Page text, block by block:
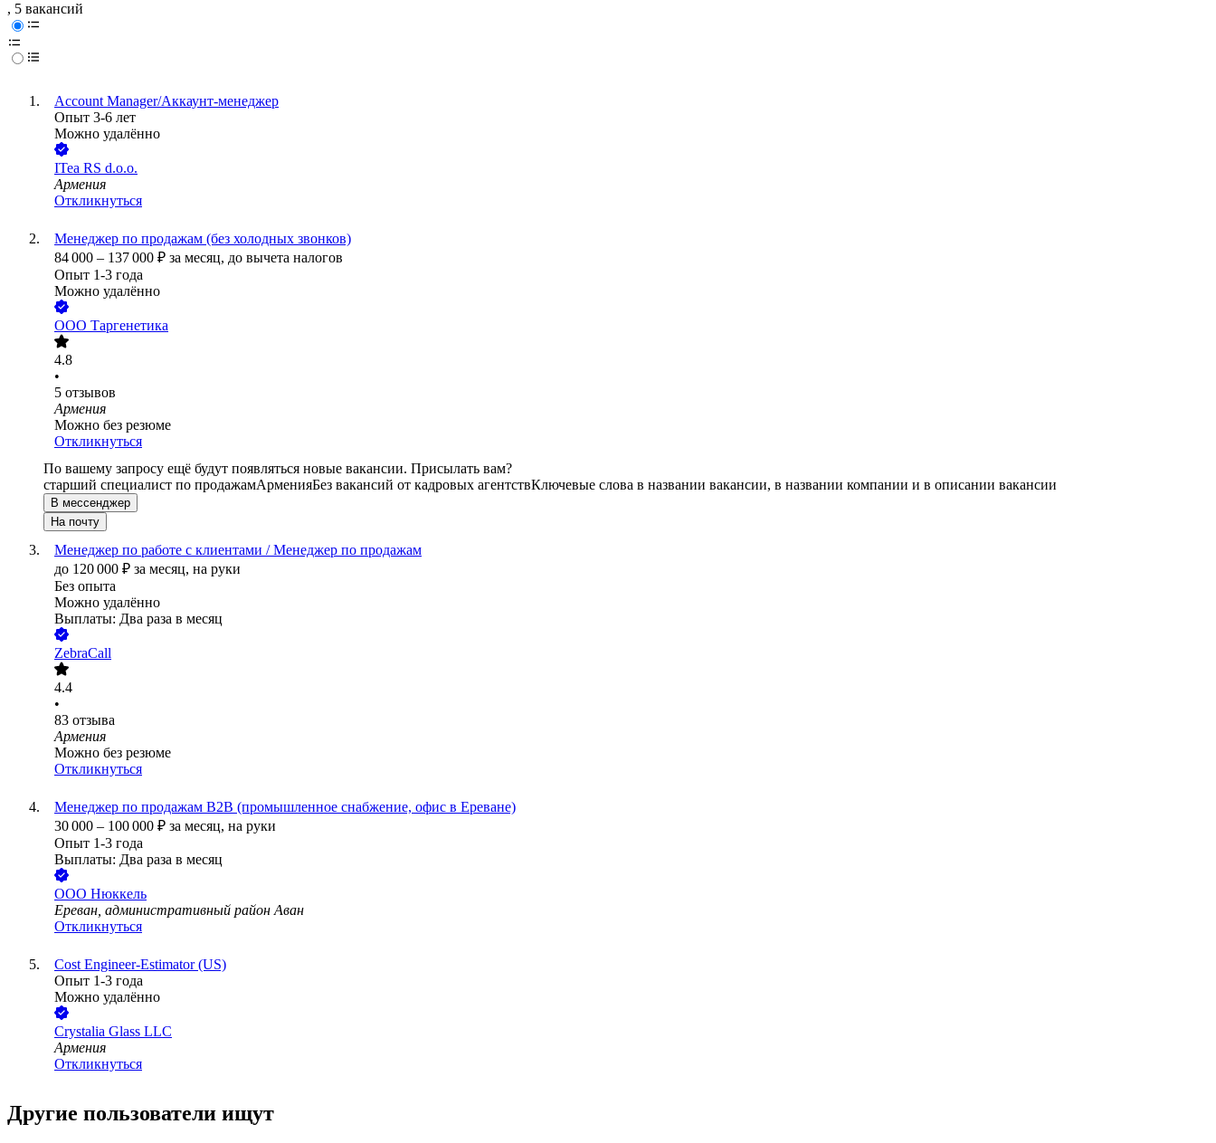
, 5 вакансий
Account Manager/Аккаунт-менеджер
Опыт 3-6 лет
Можно удалённо
ITea RS d.o.o.
Армения
Откликнуться
Менеджер по продажам (без холодных звонков)
84 000 – 137 000 ₽ за месяц, до вычета налогов
Опыт 1-3 года
Можно удалённо
ООО Таргенетика
4.8
•
5 отзывов
Армения
Можно без резюме
Откликнуться
По вашему запросу ещё будут появляться новые вакансии. Присылать вам?
старший специалист по продажамАрменияБез вакансий от кадровых агентствКлючевые слова в названии вакансии, в названии компании и в описании вакансии
В мессенджер
На почту
Менеджер по работе с клиентами / Менеджер по продажам
до 120 000 ₽ за месяц, на руки
Без опыта
Можно удалённо
Выплаты: Два раза в месяц
ZebraCall
4.4
•
83 отзыва
Армения
Можно без резюме
Откликнуться
Менеджер по продажам B2B (промышленное снабжение, офис в Ереване)
30 000 – 100 000 ₽ за месяц, на руки
Опыт 1-3 года
Выплаты: Два раза в месяц
ООО Нюккель
Ереван, административный район Аван
Откликнуться
Cost Engineer-Estimator (US)
Опыт 1-3 года
Можно удалённо
Crystalia Glass LLC
Армения
Откликнуться
Другие пользователи ищут